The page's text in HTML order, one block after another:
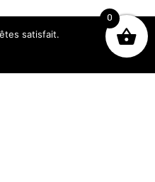
0
satisfait.